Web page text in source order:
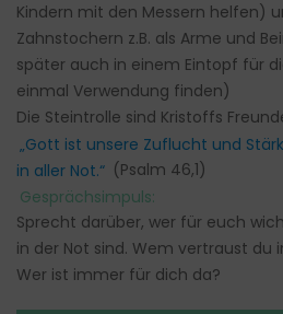
Kindern mit den Messern helfen)
Zahnstochern z.B. als Arme und
später auch in einem Eintopf für
einmal Verwendung finden)
Die Steintrolle sind Kristoffs
„Gott ist unsere Zuflucht und
in aller Not.“ (Psalm 46,1)
Gesprächsimpuls:
Sprecht darüber, wer für euch
in der Not sind. Wem vertraust du
Wer ist immer für dich da?